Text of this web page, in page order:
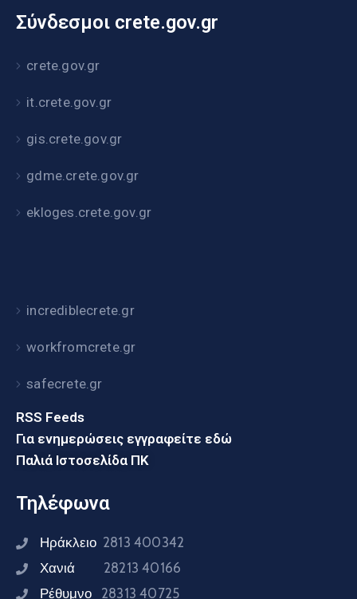
Σύνδεσμοι crete.gov.gr
crete.gov.gr
it.crete.gov.gr
gis.crete.gov.gr
gdme.crete.gov.gr
ekloges.crete.gov.gr
incrediblecrete.gr
workfromcrete.gr
safecrete.gr
RSS Feeds
Για ενημερώσεις εγγραφείτε εδώ
Παλιά Ιστοσελίδα ΠΚ
Τηλέφωνα
Ηράκλειο 2813 400342
Χανιά 28213 40166
Ρέθυμνο 28313 40725